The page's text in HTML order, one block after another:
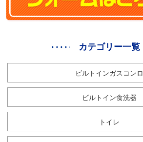
カテゴリー一覧
ビルトインガスコンロ
ビルトイン食洗器
トイレ